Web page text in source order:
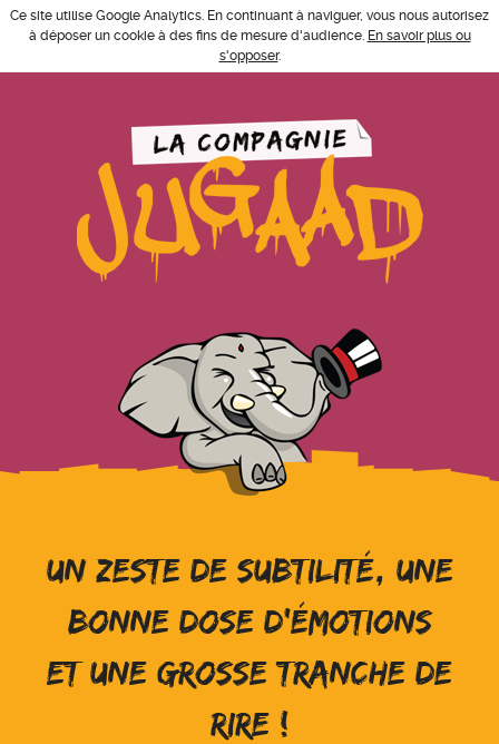
Ce site utilise Google Analytics. En continuant à naviguer, vous nous autorisez
à déposer un cookie à des fins de mesure d'audience. En savoir plus ou
s'opposer.
un zeste de subtilité, une
bonne dose d'émotions
et une grosse tranche de
rire !